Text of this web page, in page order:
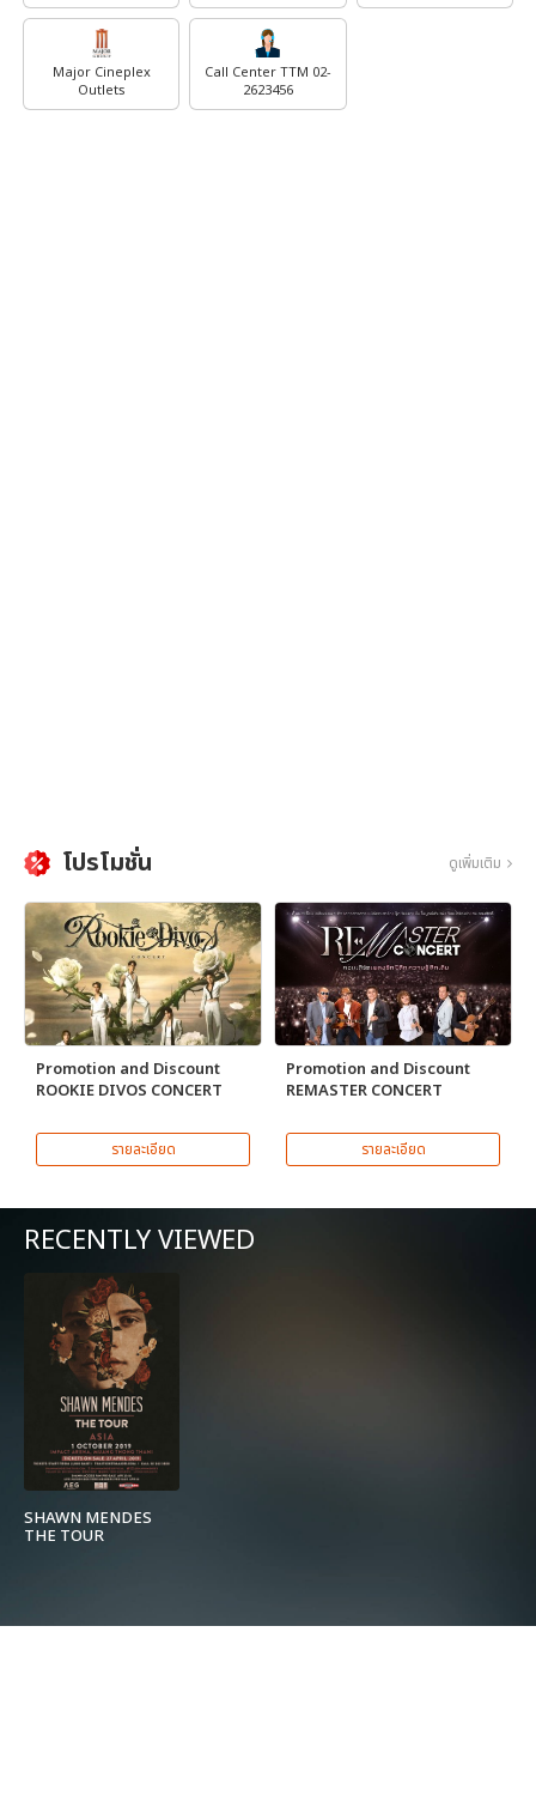
Major Cineplex
Outlets
Call Center TTM 02-
2623456
โปรโมชั่น ดูเพิ่มเติม
Promotion and Discount
ROOKIE DIVOS CONCERT
รายละเอียด
Promotion and Discount
REMASTER CONCERT
รายละเอียด
RECENTLY VIEWED
SHAWN MENDES
THE TOUR